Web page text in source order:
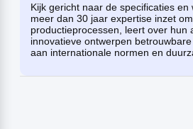
Kijk gericht naar de specificaties
meer dan 30 jaar expertise inzet
productieprocessen, leert over hun
innovatieve ontwerpen
aan internationale normen en